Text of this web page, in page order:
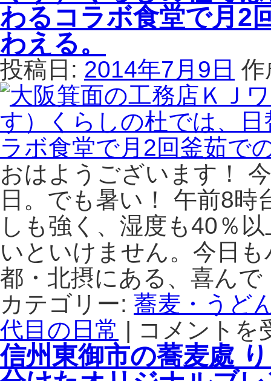
用
定
で
す。
は
節
変
り
そ
ば
ま
で
国
内
ブ
レ
ド
の
こ
わ
蕎
麦
が
楽
し
の
手
蕎
麦
な
が
た
や
は、
お
さ
ん
が
朝
手
打
ち
す
今
は
懐
わるコラボ食堂で月2
わえる。
投稿日: 2014年7月9日 作
おはようございます！
日。でも暑い！ 午前8
しも強く、湿度も40％
いといけません。今日
都・北摂にある、喜ん
カテゴリー: 蕎麦・うど
代目の日常 |
大
阪
箕
面
コメントを
信州東御市の蕎麦處